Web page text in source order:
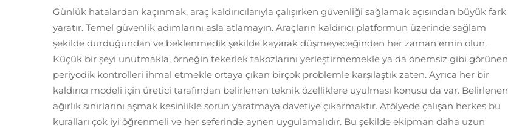
Günlük hatalardan kaçınmak, araç kaldırıcılarıyla çalışırken güvenliği sağlamak açısından büyük fark
yaratır. Temel güvenlik adımlarını asla atlamayın. Araçların kaldırıcı platformun üzerinde sağlam
şekilde durduğundan ve beklenmedik şekilde kayarak düşmeyeceğinden her zaman emin olun.
Küçük bir şeyi unutmakla, örneğin tekerlek takozlarını yerleştirmemekle ya da önemsiz gibi görünen
periyodik kontrolleri ihmal etmekle ortaya çıkan birçok problemle karşılaştık zaten. Ayrıca her bir
kaldırıcı modeli için üretici tarafından belirlenen teknik özelliklere uyulması konusu da var. Belirlenen
ağırlık sınırlarını aşmak kesinlikle sorun yaratmaya davetiye çıkarmaktır. Atölyede çalışan herkes bu
kuralları çok iyi öğrenmeli ve her seferinde aynen uygulamalıdır. Bu şekilde ekipman daha uzun